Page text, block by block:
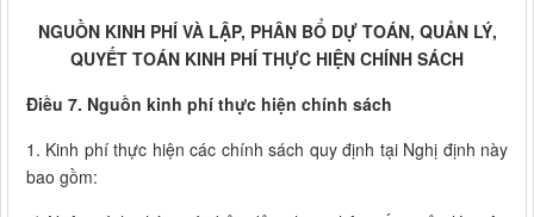
NGUỒN KINH PHÍ VÀ LẬP, PHÂN BỔ DỰ TOÁN, QUẢN LÝ,
QUYẾT TOÁN KINH PHÍ THỰC HIỆN CHÍNH SÁCH
Điều 7. Nguồn kinh phí thực hiện chính sách
1. Kinh phí thực hiện các chính sách quy định tại Nghị định này
bao gồm: